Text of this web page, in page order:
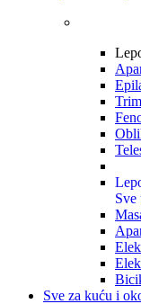
Sve
Sve za kuću i